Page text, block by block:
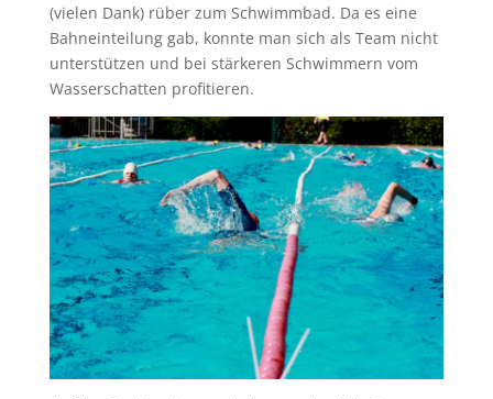
(vielen Dank) rüber zum Schwimmbad. Da es eine
Bahneinteilung gab, konnte man sich als Team nicht
unterstützen und bei stärkeren Schwimmern vom
Wasserschatten profitieren.